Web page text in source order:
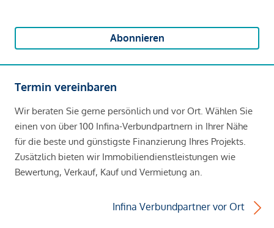
Abonnieren
Termin vereinbaren
Wir beraten Sie gerne persönlich und vor Ort. Wählen Sie
einen von über 100 Infina-Verbundpartnern in Ihrer Nähe
für die beste und günstigste Finanzierung Ihres Projekts.
Zusätzlich bieten wir Immobiliendienstleistungen wie
Bewertung, Verkauf, Kauf und Vermietung an.
Infina Verbundpartner vor Ort